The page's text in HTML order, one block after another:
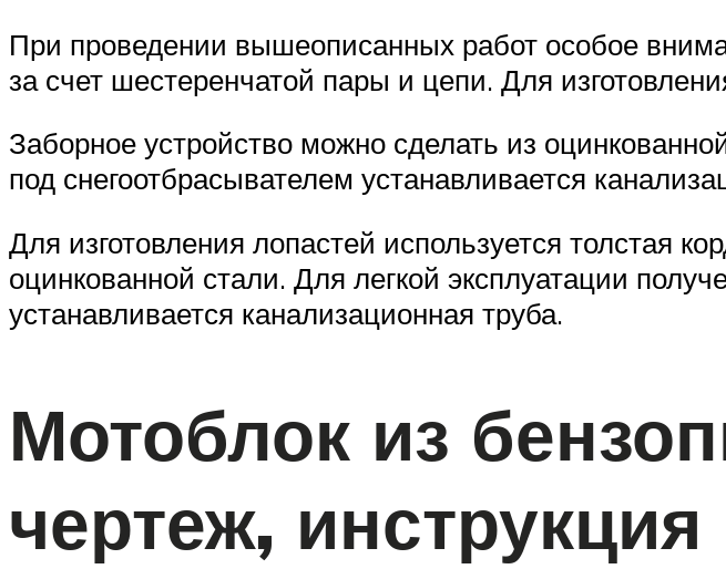
При проведении вышеописанных работ особое
за счет шестеренчатой пары и цепи. Для
Заборное устройство можно сделать из
под снегоотбрасывателем устанавливается
Для изготовления лопастей используется толстая
оцинкованной стали. Для легкой эксплуатации
устанавливается канализационная труба.
Мотоблок из
чертеж, инструкция